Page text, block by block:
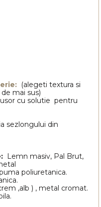
(alegeti textura si
mai sus)
cu solutie pentru
sezlongului din
Lemn masiv, Pal Brut,
poliuretanica.
,alb ) , metal cromat.